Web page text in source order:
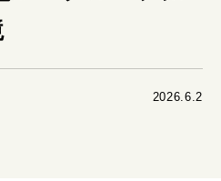
2026.6.2